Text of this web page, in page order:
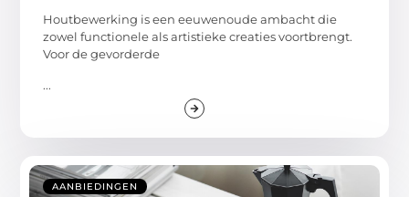
Houtbewerking is een eeuwenoude ambacht die
zowel functionele als artistieke creaties voortbrengt.
Voor de gevorderde
...
AANBIEDINGEN